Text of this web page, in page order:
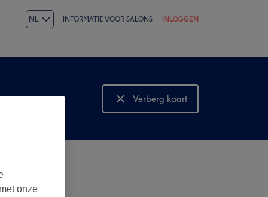
NL INFORMATIE VOOR SALONS INLOGGEN
Verberg kaart
Bekijk kaart
onze